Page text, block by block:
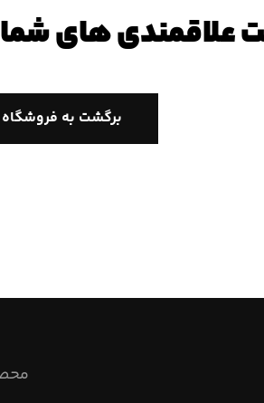
علاقمندی های
برگشت به فروشگاه